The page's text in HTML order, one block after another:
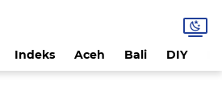
Indeks Aceh Bali DIY